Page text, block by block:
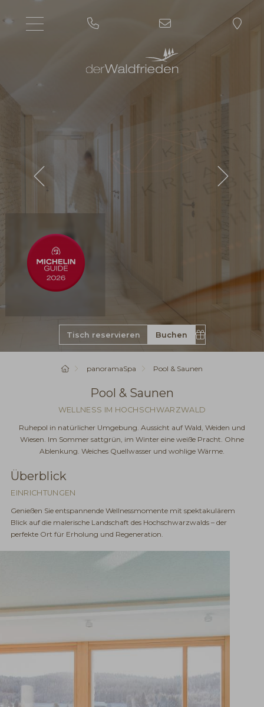
BuchenGutschein
StartseitepanoramaSpa Pool & Saunen
Pool & Saunen
WELLNESS IM HOCHSCHWARZWALD
Ruhepol in natürlicher Umgebung. Aussicht auf Wald, Weiden und
Wiesen. Im Sommer sattgrün, im Winter eine weiße Pracht. Ohne
Ablenkung. Weiches Quellwasser und wohlige Wärme.
Überblick
EINRICHTUNGEN
Genießen Sie entspannende Wellnessmomente mit spektakulärem
Blick auf die malerische Landschaft des Hochschwarzwalds – der
perfekte Ort für Erholung und Regeneration.